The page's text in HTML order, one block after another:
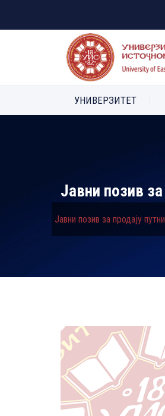
УНИВЕРЗИТЕТ
Јавни позив
Јавни позив за продају